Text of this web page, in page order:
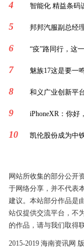
4 智能化 精益条码
5 邦邦汽服副总经
6 “疫”路同行，这
7 魅族17这是要一
8 和义广业创新平
9 iPhoneXR：你好
10 凯伦股份成为中
网站所收集的部分公开
于网络分享，并不代表
建议。本站部分作品是
站仅提供交流平台，不
的作品，请与我们取得
2015-2019 海南资讯网